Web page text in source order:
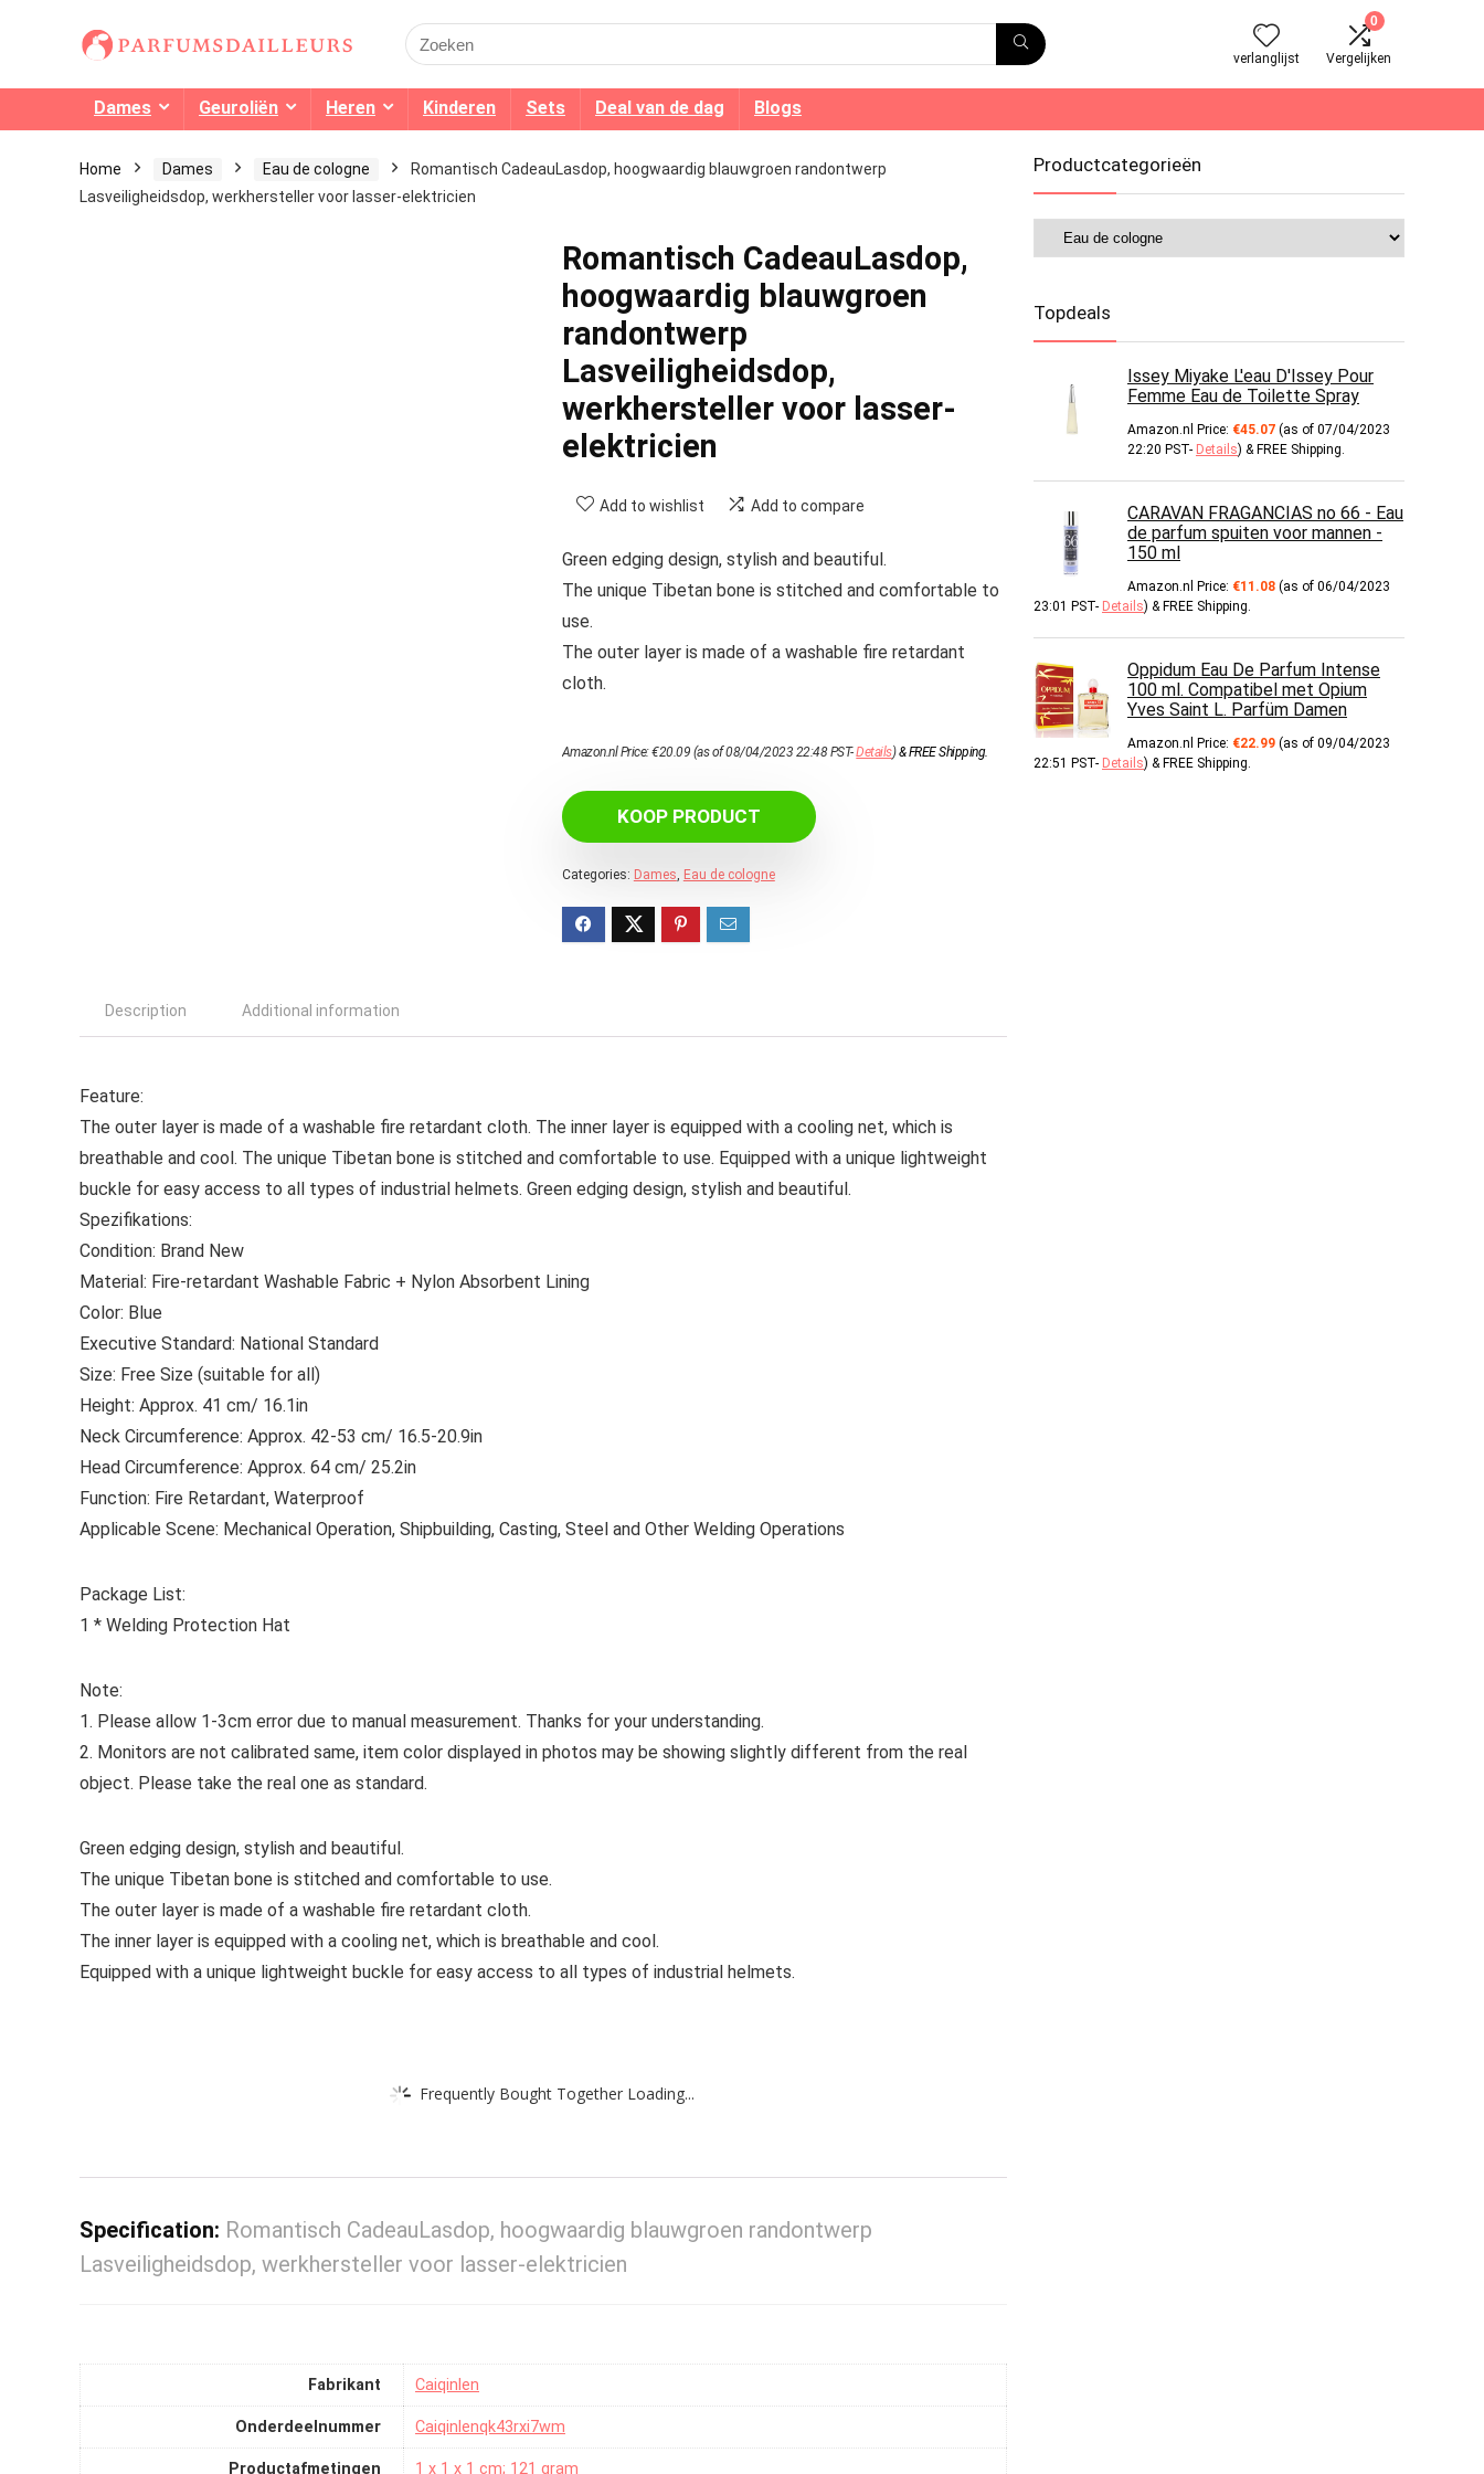
Search
for:
verlanglijst
0
Vergelijken
Dames Geuroliën Heren Kinderen Sets Deal van de dag Blogs
Home Dames Eau de cologne
Romantisch CadeauLasdop, hoogwaardig blauwgroen randontwerp
Lasveiligheidsdop, werkhersteller voor lasser-elektricien
Romantisch CadeauLasdop,
hoogwaardig blauwgroen
randontwerp
Lasveiligheidsdop,
werkhersteller voor lasser-
elektricien
Add to wishlist Add to compare
Green edging design, stylish and beautiful.
The unique Tibetan bone is stitched and comfortable to
use.
The outer layer is made of a washable fire retardant
cloth.
Amazon.nl Price:€20.09 (as of 08/04/2023 22:48 PST-Details)&FREE Shipping.
KOOP PRODUCT
Categories: Dames, Eau de cologne
Description Additional information
Feature:
The outer layer is made of a washable fire retardant cloth. The inner layer is equipped with a cooling net, which is
breathable and cool. The unique Tibetan bone is stitched and comfortable to use. Equipped with a unique lightweight
buckle for easy access to all types of industrial helmets. Green edging design, stylish and beautiful.
Spezifikations:
Condition: Brand New
Material: Fire-retardant Washable Fabric + Nylon Absorbent Lining
Color: Blue
Executive Standard: National Standard
Size: Free Size (suitable for all)
Height: Approx. 41 cm/ 16.1in
Neck Circumference: Approx. 42-53 cm/ 16.5-20.9in
Head Circumference: Approx. 64 cm/ 25.2in
Function: Fire Retardant, Waterproof
Applicable Scene: Mechanical Operation, Shipbuilding, Casting, Steel and Other Welding Operations
Package List:
1 * Welding Protection Hat
Note:
1. Please allow 1-3cm error due to manual measurement. Thanks for your understanding.
2. Monitors are not calibrated same, item color displayed in photos may be showing slightly different from the real
object. Please take the real one as standard.
Green edging design, stylish and beautiful.
The unique Tibetan bone is stitched and comfortable to use.
The outer layer is made of a washable fire retardant cloth.
The inner layer is equipped with a cooling net, which is breathable and cool.
Equipped with a unique lightweight buckle for easy access to all types of industrial helmets.
Frequently Bought Together Loading...
Specification: Romantisch CadeauLasdop, hoogwaardig blauwgroen randontwerp
Lasveiligheidsdop, werkhersteller voor lasser-elektricien
Fabrikant ‎Caiqinlen
Onderdeelnummer ‎Caiqinlenqk43rxi7wm
Productafmetingen ‎1 x 1 x 1 cm; 121 gram
Productcategorieën
Topdeals
Issey Miyake L'eau D'Issey Pour
Femme Eau de Toilette Spray
Amazon.nl Price: €45.07 (as of 07/04/2023
22:20 PST- Details) & FREE Shipping.
CARAVAN FRAGANCIAS no 66 - Eau
de parfum spuiten voor mannen -
150 ml
Amazon.nl Price: €11.08 (as of 06/04/2023
23:01 PST- Details) & FREE Shipping.
Oppidum Eau De Parfum Intense
100 ml. Compatibel met Opium
Yves Saint L. Parfüm Damen
Amazon.nl Price: €22.99 (as of 09/04/2023
22:51 PST- Details) & FREE Shipping.